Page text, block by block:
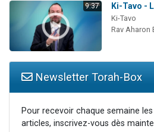
9:37 Ki-Tavo -
Ki-Tavo
Rav Aharon
Newsletter Torah-Box
Pour recevoir chaque semaine
articles, inscrivez-vous dès